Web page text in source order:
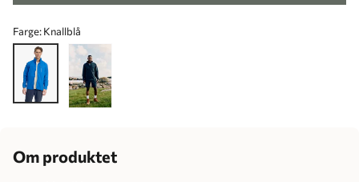
Farge:Knallblå
Om produktet